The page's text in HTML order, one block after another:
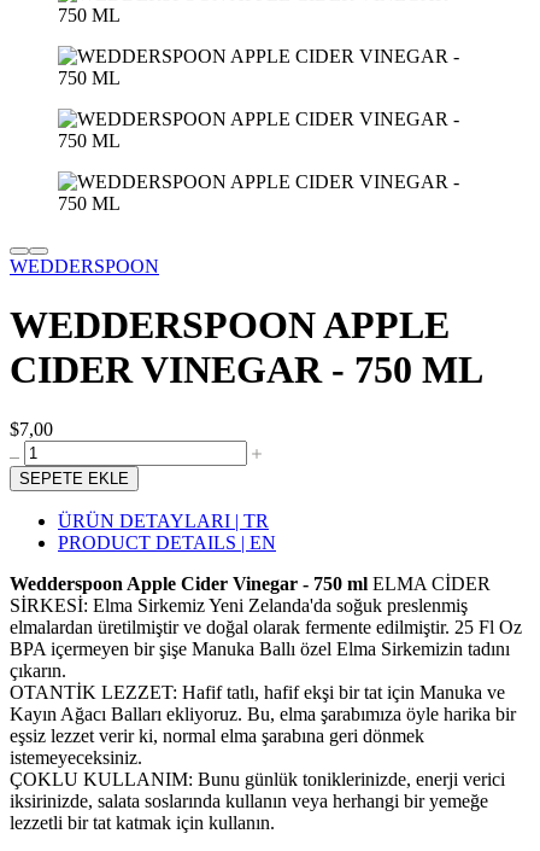
WEDDERSPOON
WEDDERSPOON APPLE
CIDER VINEGAR - 750 ML
$7,00
SEPETE EKLE
ÜRÜN DETAYLARI | TR
PRODUCT DETAILS | EN
Wedderspoon Apple Cider Vinegar - 750 ml ELMA CİDER
SİRKESİ: Elma Sirkemiz Yeni Zelanda'da soğuk preslenmiş
elmalardan üretilmiştir ve doğal olarak fermente edilmiştir. 25 Fl Oz
BPA içermeyen bir şişe Manuka Ballı özel Elma Sirkemizin tadını
çıkarın.
OTANTİK LEZZET: Hafif tatlı, hafif ekşi bir tat için Manuka ve
Kayın Ağacı Balları ekliyoruz. Bu, elma şarabımıza öyle harika bir
eşsiz lezzet verir ki, normal elma şarabına geri dönmek
istemeyeceksiniz.
ÇOKLU KULLANIM: Bunu günlük toniklerinizde, enerji verici
iksirinizde, salata soslarında kullanın veya herhangi bir yemeğe
lezzetli bir tat katmak için kullanın.